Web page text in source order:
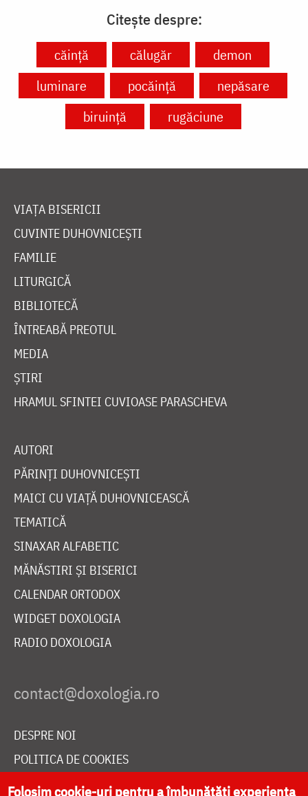
Citește despre:
căință călugăr
demon
luminare
pocăință
nepăsare
biruință
rugăciune
VIAȚA BISERICII
CUVINTE DUHOVNICEȘTI
FAMILIE
LITURGICĂ
BIBLIOTECĂ
ÎNTREABĂ PREOTUL
MEDIA
ȘTIRI
HRAMUL SFINTEI CUVIOASE PARASCHEVA
AUTORI
PĂRINȚI DUHOVNICEȘTI
MAICI CU VIAȚĂ DUHOVNICEASCĂ
TEMATICĂ
SINAXAR ALFABETIC
MĂNĂSTIRI ȘI BISERICI
CALENDAR ORTODOX
WIDGET DOXOLOGIA
RADIO DOXOLOGIA
DESPRE NOI
POLITICA DE COOKIES
DONEAZĂ ONLINE PENTRU CATEDRALA NAȚIONALĂ
Folosim cookie-uri pentru a îmbunătăți experiența